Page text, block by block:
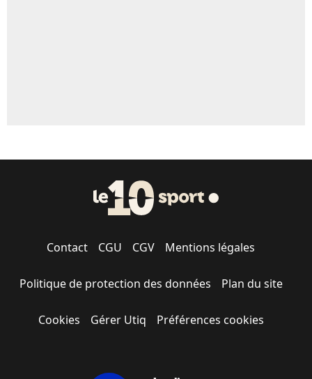
Contact CGU CGV Mentions légales
Politique de protection des données Plan du site
Cookies Gérer Utiq Préférences cookies